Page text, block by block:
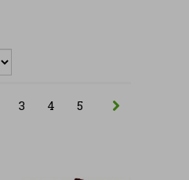
3 4 5